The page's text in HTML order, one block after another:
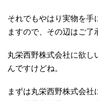
それでもやはり実物を手
ますので、その辺はご了
丸栄西野株式会社に欲し
んですけどね。
まずは丸栄西野株式会